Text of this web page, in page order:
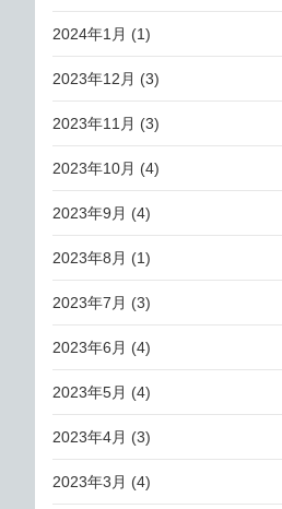
2024年1月 (1)
2023年12月 (3)
2023年11月 (3)
2023年10月 (4)
2023年9月 (4)
2023年8月 (1)
2023年7月 (3)
2023年6月 (4)
2023年5月 (4)
2023年4月 (3)
2023年3月 (4)